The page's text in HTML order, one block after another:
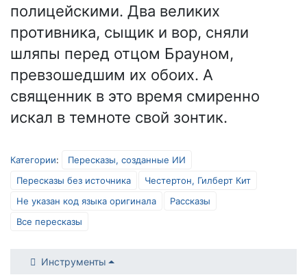
полицейскими. Два великих
противника, сыщик и вор, сняли
шляпы перед отцом Брауном,
превзошедшим их обоих. А
священник в это время смиренно
искал в темноте свой зонтик.
Категории:
Пересказы, созданные ИИ
Пересказы без источника
Честертон, Гилберт Кит
Не указан код языка оригинала
Рассказы
Все пересказы
Инструменты